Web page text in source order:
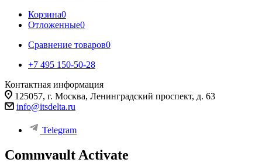
Корзина0
Отложенные0
Сравнение товаров0
+7 495 150-50-28
Контактная информация
125057, г. Москва, Ленинградский проспект, д. 63
info@itsdelta.ru
Telegram
Commvault Activate